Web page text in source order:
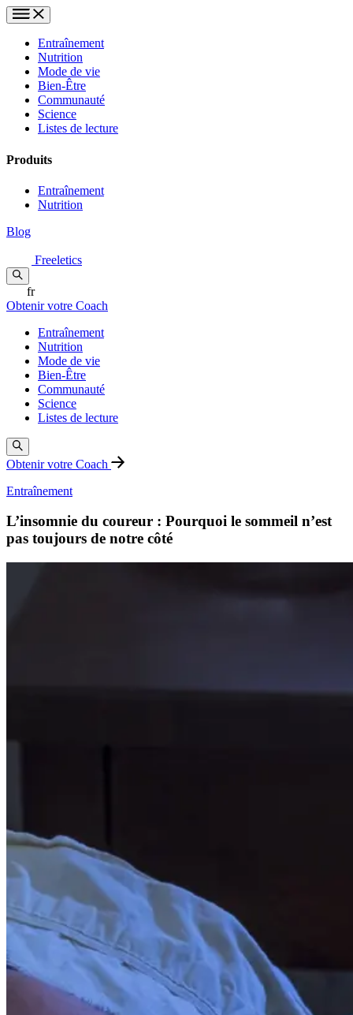
Entraînement
Nutrition
Mode de vie
Bien-Être
Communauté
Science
Listes de lecture
Produits
Entraînement
Nutrition
Blog
Freeletics
fr
Obtenir votre Coach
Entraînement
Nutrition
Mode de vie
Bien-Être
Communauté
Science
Listes de lecture
Obtenir votre Coach
Entraînement
L’insomnie du coureur : Pourquoi le sommeil n’est
pas toujours de notre côté